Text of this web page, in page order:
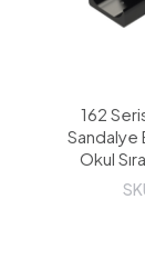
162
Sandalye
Okul